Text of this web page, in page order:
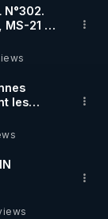
la
N°302.
21 en
les
de